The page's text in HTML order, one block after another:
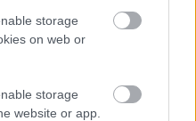
storage
on web or
storage
website or app.
ένας από τους πιο
κεντρικής Εύβοιας.
την Αθήνα, κάτι που
escape από τον
οργάνωση διακοπών